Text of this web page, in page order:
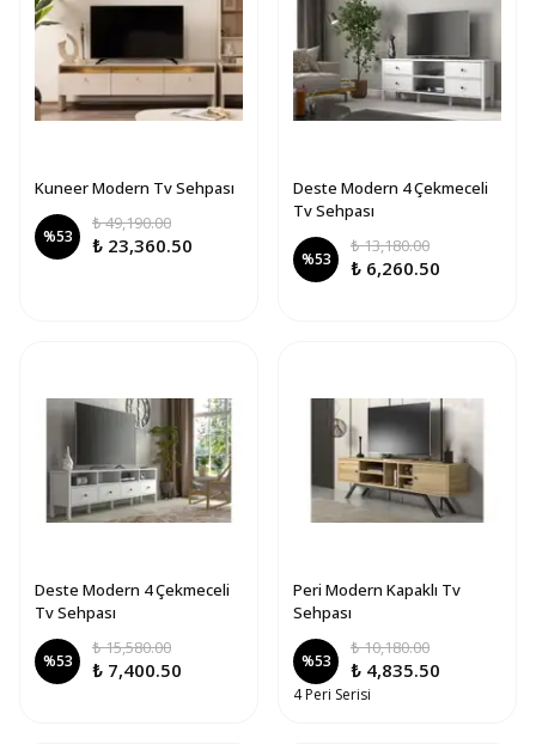
Kuneer Modern Tv Sehpası
%53
₺ 49,190.00
₺ 23,360.50
Deste Modern 4 Çekmeceli
Tv Sehpası
%53
₺ 13,180.00
₺ 6,260.50
Deste Modern 4 Çekmeceli
Tv Sehpası
%53
₺ 15,580.00
₺ 7,400.50
Peri Modern Kapaklı Tv
Sehpası
%53
₺ 10,180.00
₺ 4,835.50
4 Peri Serisi